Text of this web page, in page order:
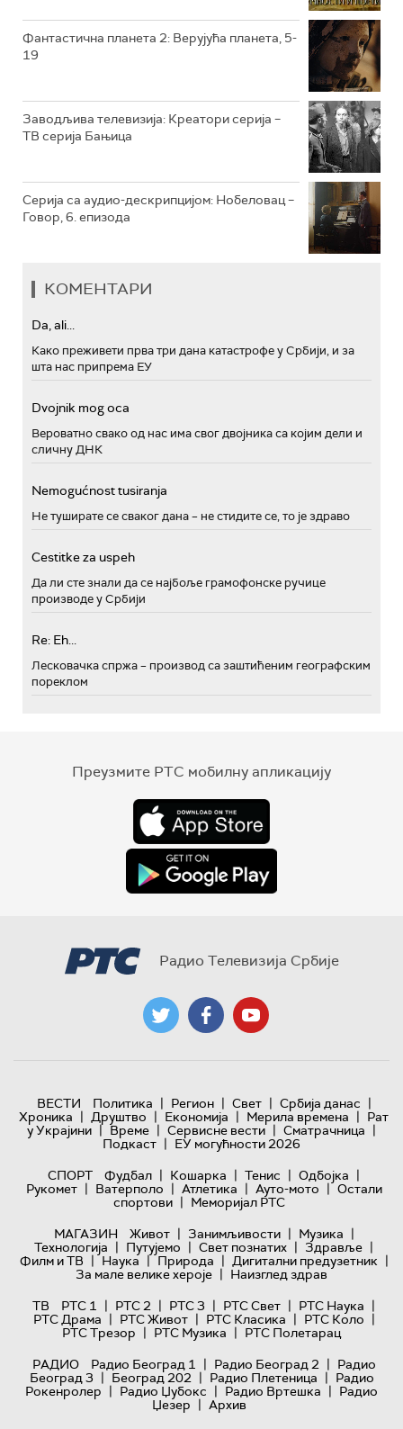
Фантастична планета 2: Верујућа планета, 5-
19
Заводљива телевизија: Креатори серија –
ТВ серија Бањица
Серија са аудио-дескрипцијом: Нобеловац –
Говор, 6. епизода
КОМЕНТАРИ
Da, ali...
Како преживети прва три дана катастрофе у Србији, и за
шта нас припрема ЕУ
Dvojnik mog oca
Вероватно свако од нас има свог двојника са којим дели и
сличну ДНК
Nemogućnost tusiranja
Не туширате се сваког дана – не стидите се, то је здраво
Cestitke za uspeh
Да ли сте знали да се најбоље грамофонске ручице
производе у Србији
Re: Eh...
Лесковачка спржа – производ са заштићеним географским
пореклом
Преузмите РТС мобилну апликацију
Радио Телевизија Србије
ВЕСТИ Политика | Регион | Свет | Србија данас |
Хроника | Друштво | Економија | Мерила времена | Рат
у Украјини | Време | Сервисне вести | Сматрачница |
Подкаст | ЕУ могућности 2026
СПОРТ
Фудбал | Кошарка | Тенис | Одбојка |
Рукомет | Ватерполо | Атлетика | Ауто-мото | Остали
спортови | Меморијал РТС
МАГАЗИН
Живот | Занимљивости | Музика |
Технологијa | Путујемо | Свет познатих | Здравље |
Филм и ТВ | Наука | Природа | Дигитални предузетник |
За мале велике хероје | Наизглед здрав
ТВ
РТС 1 | РТС 2 | РТС 3 | РТС Свет | РТС Наука |
РТС Драма | РТС Живот | РТС Класика | РТС Коло |
РТС Трезор | РТС Музика | РТС Полетарац
РАДИО
Радио Београд 1 | Радио Београд 2 | Радио
Београд 3 | Београд 202 | Радио Плетеница | Радио
Рокенролер | Радио Џубокс | Радио Вртешка | Радио
Џезер | Архив